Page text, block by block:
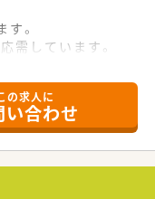
。
需しています。
展開している企業で
て勤務できます。
力する体制です。
の求人に
い合わせ